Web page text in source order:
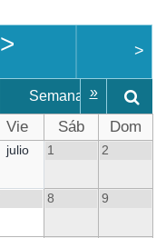
> >
»
Semana
Vie Sáb Dom
julio 1 2
8 9